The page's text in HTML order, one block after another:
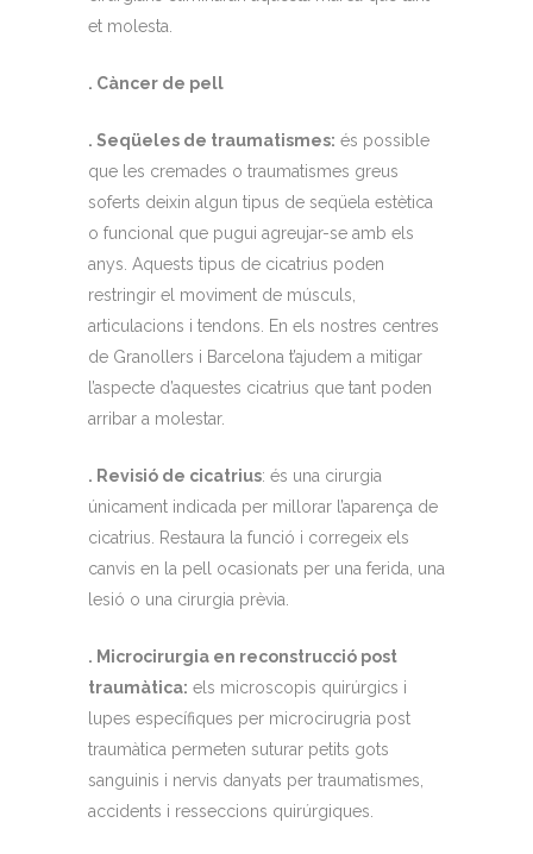
et molesta.
. Càncer de pell
. Seqüeles de traumatismes: és possible
que les cremades o traumatismes greus
soferts deixin algun tipus de seqüela estètica
o funcional que pugui agreujar-se amb els
anys. Aquests tipus de cicatrius poden
restringir el moviment de músculs,
articulacions i tendons. En els nostres centres
de Granollers i Barcelona t’ajudem a mitigar
l’aspecte d’aquestes cicatrius que tant poden
arribar a molestar.
. Revisió de cicatrius: és una cirurgia
únicament indicada per millorar l’aparença de
cicatrius. Restaura la funció i corregeix els
canvis en la pell ocasionats per una ferida, una
lesió o una cirurgia prèvia.
. Microcirurgia en reconstrucció post
traumàtica: els microscopis quirúrgics i
lupes específiques per microcirugria post
traumàtica permeten suturar petits gots
sanguinis i nervis danyats per traumatismes,
accidents i resseccions quirúrgiques.